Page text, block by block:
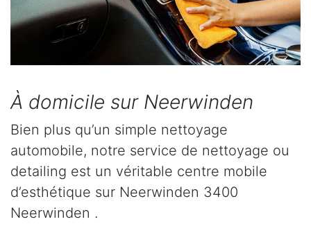
À domicile sur Neerwinden
Bien plus qu’un simple nettoyage
automobile, notre service de nettoyage ou
detailing est un véritable centre mobile
d’esthétique sur Neerwinden 3400
Neerwinden .